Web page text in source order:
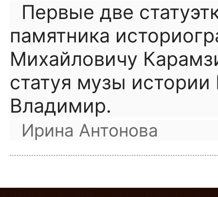
Первые две
памятника
Михайловичу
статуя музы
Владимир.
Ирина Антонова